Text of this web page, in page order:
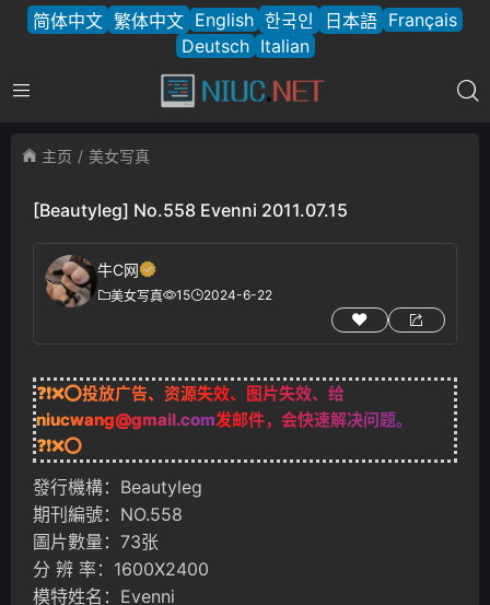
简体中文 繁体中文 English 한국인 日本語 Français
Deutsch Italian
主页 美女写真
[Beautyleg] No.558 Evenni 2011.07.15
牛C网
美女写真 15 2024-6-22
❓❗❌⭕投放广告、资源失效、图片失效、给
niucwang@gmail.com发邮件，会快速解决问题。
❓❗❌⭕
發行機構：Beautyleg
期刊編號：NO.558
圖片數量：73张
分 辨 率：1600X2400
模特姓名：Evenni